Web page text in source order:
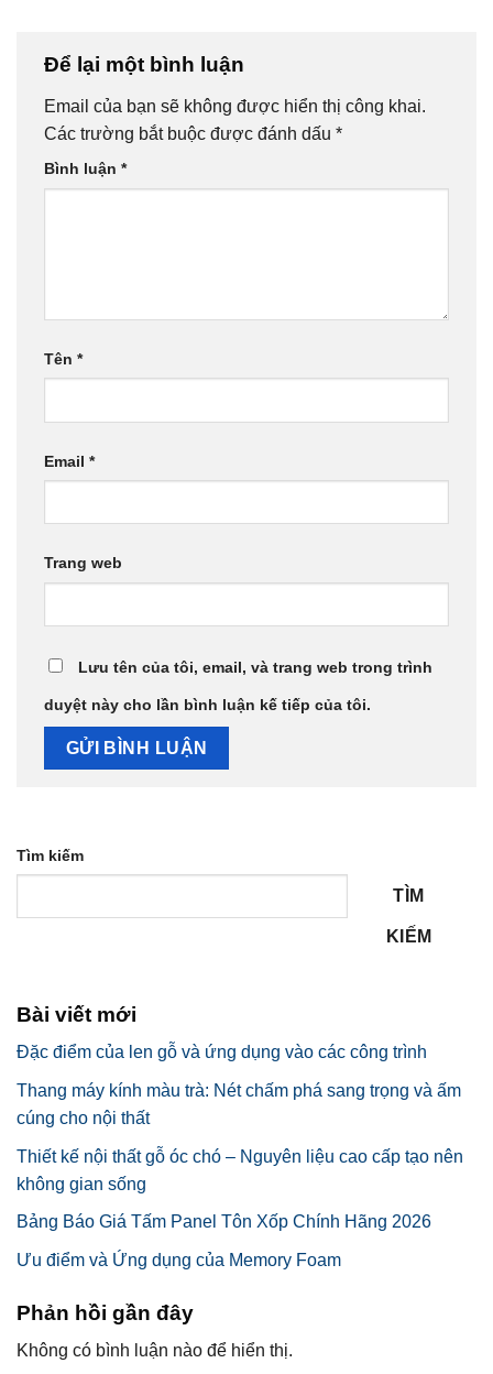
Để lại một bình luận
Email của bạn sẽ không được hiển thị công khai.
Các trường bắt buộc được đánh dấu *
Bình luận *
Tên *
Email *
Trang web
Lưu tên của tôi, email, và trang web trong trình
duyệt này cho lần bình luận kế tiếp của tôi.
Tìm kiếm
TÌM
KIẾM
Bài viết mới
Đặc điểm của len gỗ và ứng dụng vào các công trình
Thang máy kính màu trà: Nét chấm phá sang trọng và ấm
cúng cho nội thất
Thiết kế nội thất gỗ óc chó – Nguyên liệu cao cấp tạo nên
không gian sống
Bảng Báo Giá Tấm Panel Tôn Xốp Chính Hãng 2026
Ưu điểm và Ứng dụng của Memory Foam
Phản hồi gần đây
Không có bình luận nào để hiển thị.